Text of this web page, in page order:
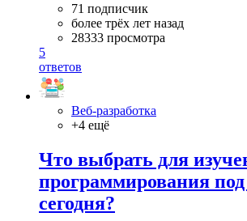
71 подписчик
более трёх лет назад
28333 просмотра
5
ответов
Веб-разработка
+4 ещё
Что выбрать для
программирования под
сегодня?